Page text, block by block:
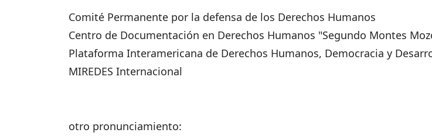
Comité Permanente por la defensa de los Derechos Humanos
Centro de Documentación en Derechos Humanos "Segundo Montes
Plataforma Interamericana de Derechos Humanos, Democracia y
MIREDES Internacional
otro pronunciamiento: